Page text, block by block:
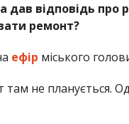
дав відповідь про
ремонт?
ефір міського
не планується.